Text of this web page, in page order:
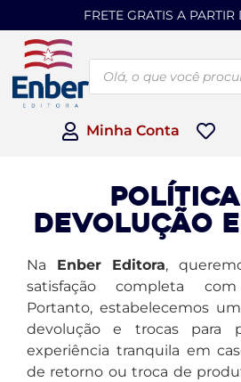
FRETE GRATIS A
Minha Conta
Devolução
Na Enber Editora,
satisfação completa
Portanto, estabelecemos
devolução e trocas para
experiência tranquila em
de retorno ou troca de